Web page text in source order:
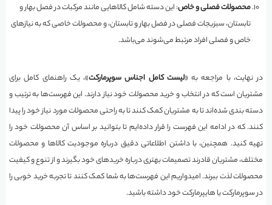
محصولات فصلی و خاص: این دسته شامل کالاهایی مانند مرکبات در فصل بهار و
تابستان، سبزیجات فصلی در فصل بهار و تابستان، و محصولات خاصی که به نیازهای
خاص و فصلی افراد مرتبط می‌شوند می‌باشد.
در نهایت، با مراجعه به «لیست کامل اجناس سوپرمارکت»، یک راهنمای کامل برای
مشتریان است که در انتخاب و خرید محصولات خود نیاز دارند. این فهرست‌ها به ترتیب و
دسته بندی شده‌اند تا به مشتریان کمک کنند تا به راحتی محصولات مورد نیاز خود را پیدا
کنند. که در ادامه این فهرست را قرار داده‌ایم تا بتوانید بر اساس آن محصولات خود را
تهیه کنید. همچنین، با داشتن اطلاعاتی دقیق درباره موجودیت کالاها و محصولات
مختلف، مشتریان قادرند تصمیمات بهتری درباره خریدهای خود بگیرند و از تنوع و کیفیت
محصولات لذت ببرند. امیدواریم این فهرست‌ها به شما کمک کنند تا تجربه خرید خوبی را
در سوپرمارکت یا هایپرمارکت خود داشته باشید.